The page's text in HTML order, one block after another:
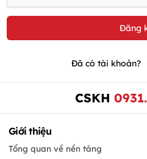
Đã có tài khoản?
CSKH
Giới thiệu
Tổng quan về nền tảng